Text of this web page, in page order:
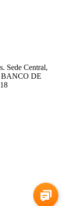
Sede Central,
BANCO DE